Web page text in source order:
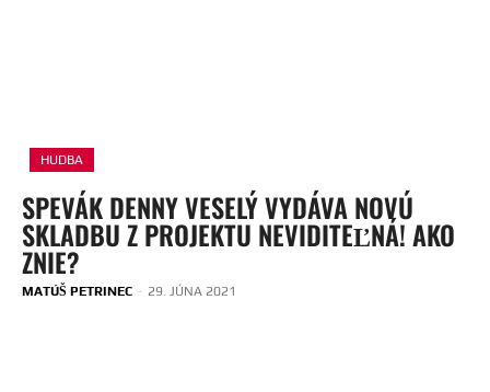
HUDBA
SPEVÁK DENNY VESELÝ VYDÁVA NOVÚ
SKLADBU Z PROJEKTU NEVIDITEĽNÁ! AKO
ZNIE?
MATÚŠ PETRINEC - 29. JÚNA 2021